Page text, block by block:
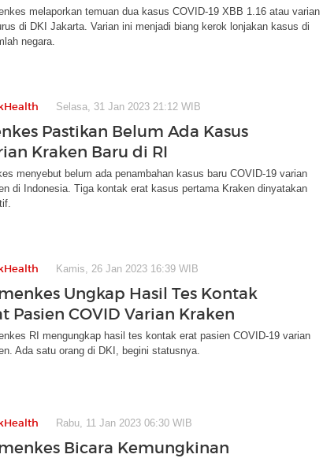
melaporkan temuan dua kasus COVID-19 XBB 1.16 atau varian
di DKI Jakarta. Varian ini menjadi biang kerok lonjakan kasus di
negara.
Selasa, 31 Jan 2023 21:12 WIB
Pastikan Belum Ada Kasus
Kraken Baru di RI
menyebut belum ada penambahan kasus baru COVID-19 varian
di Indonesia. Tiga kontak erat kasus pertama Kraken dinyatakan
Kamis, 26 Jan 2023 16:39 WIB
Ungkap Hasil Tes Kontak
Pasien COVID Varian Kraken
RI mengungkap hasil tes kontak erat pasien COVID-19 varian
Ada satu orang di DKI, begini statusnya.
Rabu, 11 Jan 2023 06:30 WIB
Bicara Kemungkinan